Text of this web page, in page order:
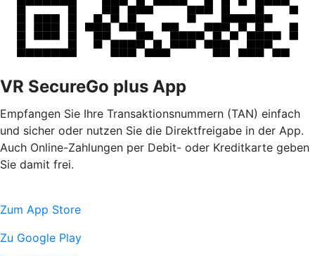
VR SecureGo plus App
Empfangen Sie Ihre Transaktionsnummern (TAN) einfach
und sicher oder nutzen Sie die Direktfreigabe in der App.
Auch Online-Zahlungen per Debit- oder Kreditkarte geben
Sie damit frei.
Zum App Store
Zu Google Play